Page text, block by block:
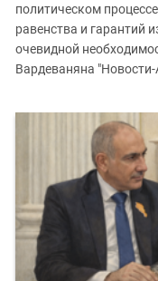
политическом
равенства и гарантий
очевидной
Вардеваняна